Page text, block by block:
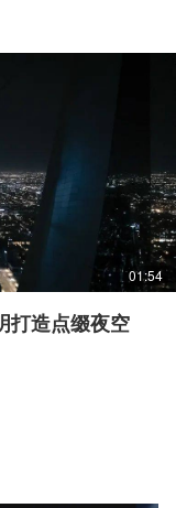
01:54
打造点缀夜空